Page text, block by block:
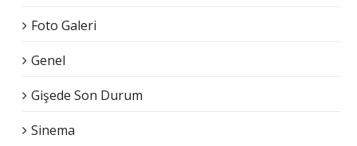
Foto Galeri
Genel
Gişede Son Durum
Sinema